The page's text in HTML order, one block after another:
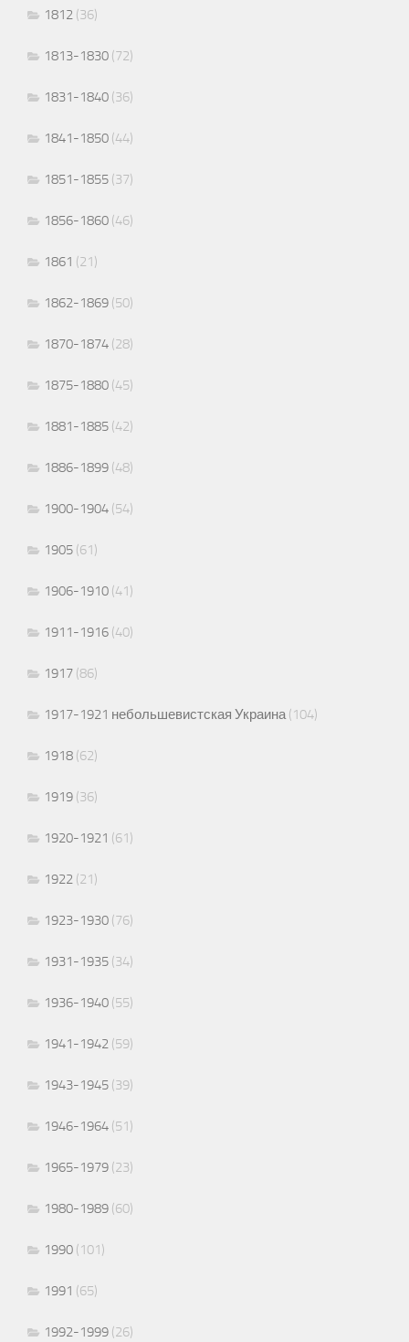
1812 (36)
1813-1830 (72)
1831-1840 (36)
1841-1850 (44)
1851-1855 (37)
1856-1860 (46)
1861 (21)
1862-1869 (50)
1870-1874 (28)
1875-1880 (45)
1881-1885 (42)
1886-1899 (48)
1900-1904 (54)
1905 (61)
1906-1910 (41)
1911-1916 (40)
1917 (86)
1917-1921 небольшевистская Украина(104)
1918 (62)
1919 (36)
1920-1921 (61)
1922 (21)
1923-1930 (76)
1931-1935 (34)
1936-1940 (55)
1941-1942 (59)
1943-1945 (39)
1946-1964 (51)
1965-1979 (23)
1980-1989 (60)
1990 (101)
1991 (65)
1992-1999 (26)